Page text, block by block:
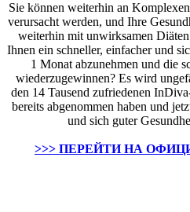
Sie können weiterhin an
verursacht werden, und Ihre
weiterhin mit unwirksamen
Ihnen ein schneller, einfacher und
1 Monat abzunehmen und die
wiederzugewinnen? Es wird
den 14 Tausend zufriedenen
bereits abgenommen haben und
und sich guter
>>> ПЕРЕЙТИ НА